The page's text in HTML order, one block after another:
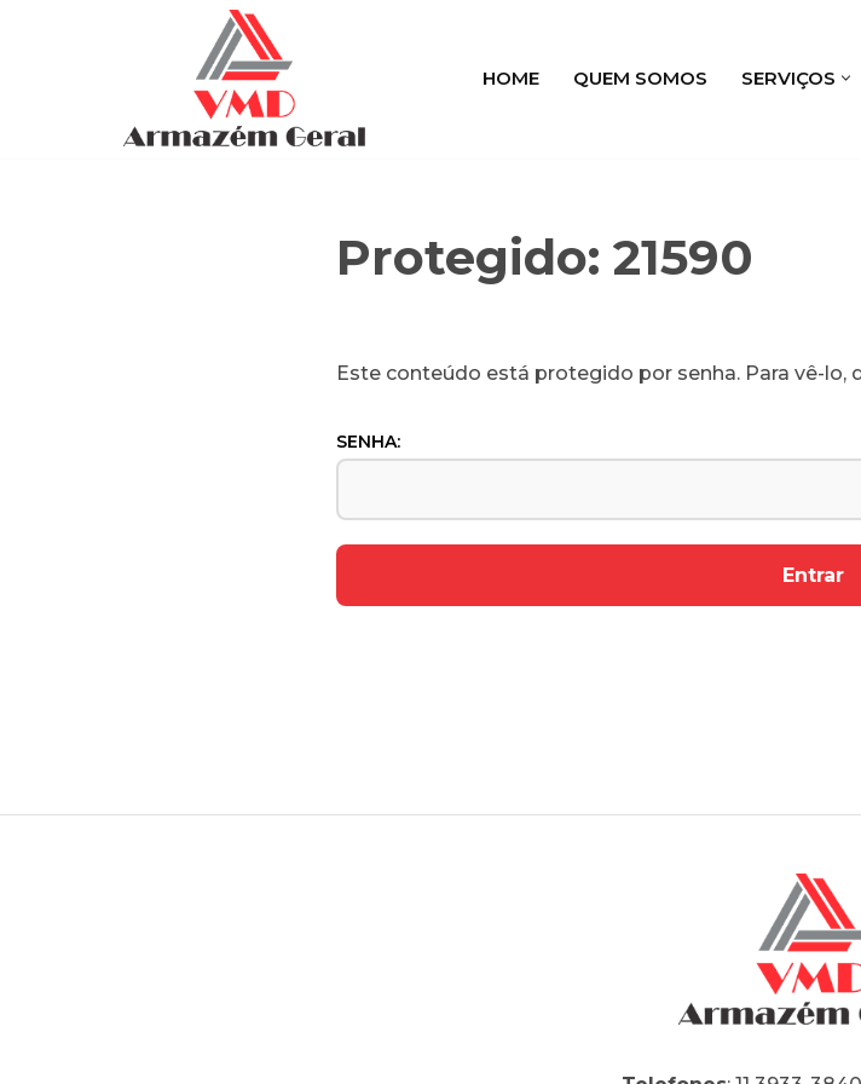
HOME QUEM SOMOS SERVIÇOS
Protegido: 21590
Este conteúdo está protegido por senha. Para vê-lo,
SENHA: